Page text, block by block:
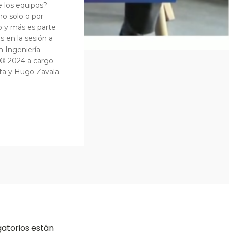
los equipos?
solo o por
y más es parte
en la sesión a
Ingeniería
2024 a cargo
y Hugo Zavala.
están